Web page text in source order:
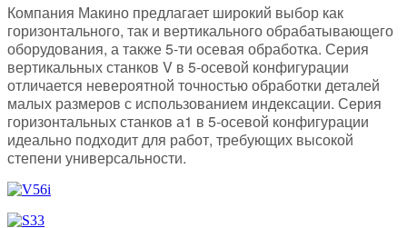
Компания Макино предлагает широкий выбор как
горизонтального, так и вертикального обрабатывающего
оборудования, а также 5-ти осевая обработка. Серия
вертикальных станков V в 5-осевой конфигурации
отличается невероятной точностью обработки деталей
малых размеров с использованием индексации. Серия
горизонтальных станков а1 в 5-осевой конфигурации
идеально подходит для работ, требующих высокой
степени универсальности.